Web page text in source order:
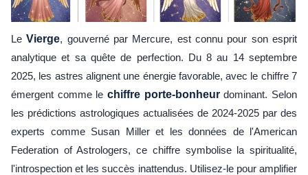
LeVierge, gouverné par Mercure, est connu pour son esprit
analytique et sa quête de perfection. Du 8 au 14 septembre
2025, les astres alignent une énergie favorable, avec le chiffre 7
émergent comme le chiffre porte-bonheurdominant. Selon
les prédictions astrologiques actualisées de 2024-2025 par des
experts comme Susan Miller et les données de l'American
Federation of Astrologers, ce chiffre symbolise la spiritualité,
l'introspection et les succès inattendus. Utilisez-le pour amplifier